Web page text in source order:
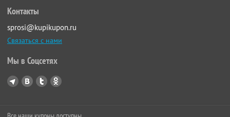
Контакты
sprosi@kupikupon.ru
Связаться с нами
Мы в Соцсетях